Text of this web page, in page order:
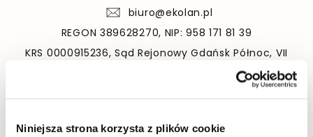
Niniejsza strona korzysta z plików cookie
biuro@ekolan.pl
REGON 389628270, NIP: 958 171 81 39
KRS 0000915236, Sąd Rejonowy Gdańsk Północ, VII